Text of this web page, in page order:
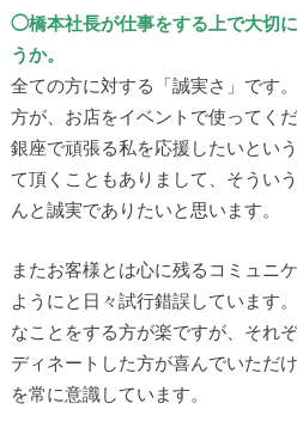
◯橋本社長が仕事をする上で大切
うか。
全ての方に対する「誠実さ」です
方が、お店をイベントで使ってく
銀座で頑張る私を応援したいとい
て頂くこともありまして、そうい
んと誠実でありたいと思います。
またお客様とは心に残るコミュニ
ようにと日々試行錯誤しています
なことをする方が楽ですが、それ
ディネートした方が喜んでいただ
を常に意識しています。